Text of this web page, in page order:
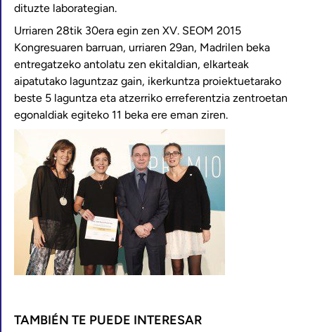
dituzte laborategian.
Urriaren 28tik 30era egin zen XV. SEOM 2015
Kongresuaren barruan, urriaren 29an, Madrilen beka
entregatzeko antolatu zen ekitaldian, elkarteak
aipatutako laguntzaz gain, ikerkuntza proiektuetarako
beste 5 laguntza eta atzerriko erreferentzia zentroetan
egonaldiak egiteko 11 beka ere eman ziren.
TAMBIÉN TE PUEDE INTERESAR